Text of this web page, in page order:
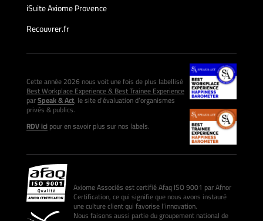
iSuite Axiome Provence
Recouvrer.fr
Cette année 2026 nous voit une fois de plus labellisé
Best Workplace Experience & Best Trainee Experience
parSpeak & Act, le site d’évaluation d’organismes
privés & publics.
RDV icipour en savoir plus sur nos labels.
Axiome Associés est certifié Afaq ISO 9001 par Afnor
Certification, ce qui signifie que nous avons instauré
une culture client qui favorise l’innovation.
Nous faisons aussi partie du groupement national de